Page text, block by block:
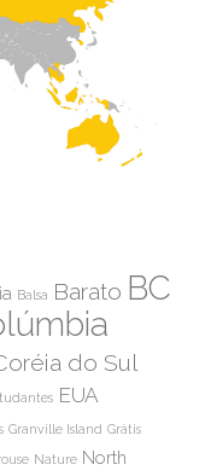
Balsa Barato BC
do Sul
EUA
Granville Island Grátis
Nature North